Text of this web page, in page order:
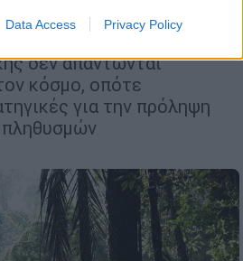
Data Access Privacy Policy
δεν απαντώνται
κόσμο, οπότε
για την πρόληψη